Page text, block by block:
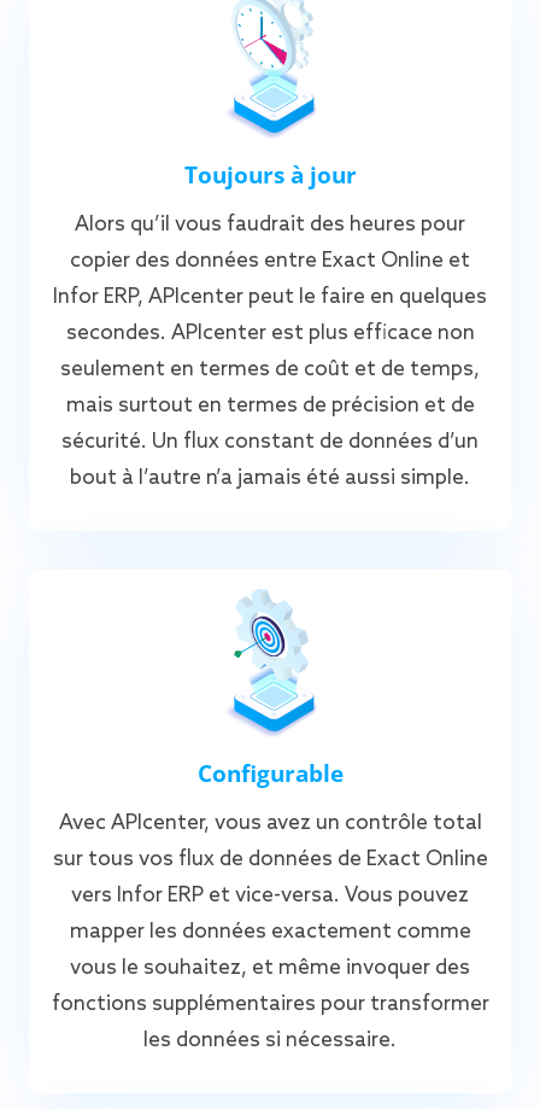
Toujours à jour
Alors qu’il vous faudrait des heures pour
copier des données entre Exact Online et
Infor ERP, APIcenter peut le faire en quelques
secondes. APIcenter est plus efficace non
seulement en termes de coût et de temps,
mais surtout en termes de précision et de
sécurité. Un flux constant de données d’un
bout à l’autre n’a jamais été aussi simple.
Configurable
Avec APIcenter, vous avez un contrôle total
sur tous vos flux de données de Exact Online
vers Infor ERP et vice-versa. Vous pouvez
mapper les données exactement comme
vous le souhaitez, et même invoquer des
fonctions supplémentaires pour transformer
les données si nécessaire.